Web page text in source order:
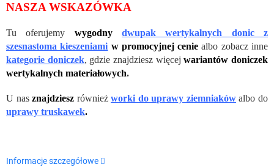
NASZA WSKAZÓWKA
Tu oferujemy wygodny
dwupak wertykalnych donic z
szesnastoma kieszeniami w promocyjnej cenie albo zobacz inne
kategorie doniczek, gdzie znajdziesz więcej wariantów doniczek
wertykalnych materiałowych.
U nasznajdziesz równieżworki do uprawy ziemniakówalbo do
uprawy truskawek.
Informacje szczegółowe